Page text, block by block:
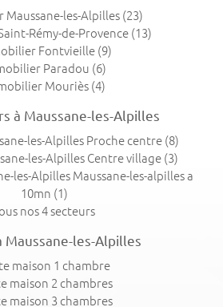
Maussane-les-Alpilles (23)
Rémy-de-Provence (13)
Fontvieille(9)
Paradou (6)
Mouriès(4)
à Maussane-les-Alpilles
les-Alpilles Proche centre (8)
les-Alpilles Centre village (3)
les-Alpilles Maussane-les-alpilles a
10mn (1)
nos 4 secteurs
Maussane-les-Alpilles
maison 1 chambre
maison 2 chambres
maison 3 chambres